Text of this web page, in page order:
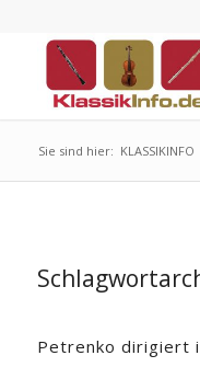
Sie sind hier: KLASSIKINFO
Petrenko dirigiert